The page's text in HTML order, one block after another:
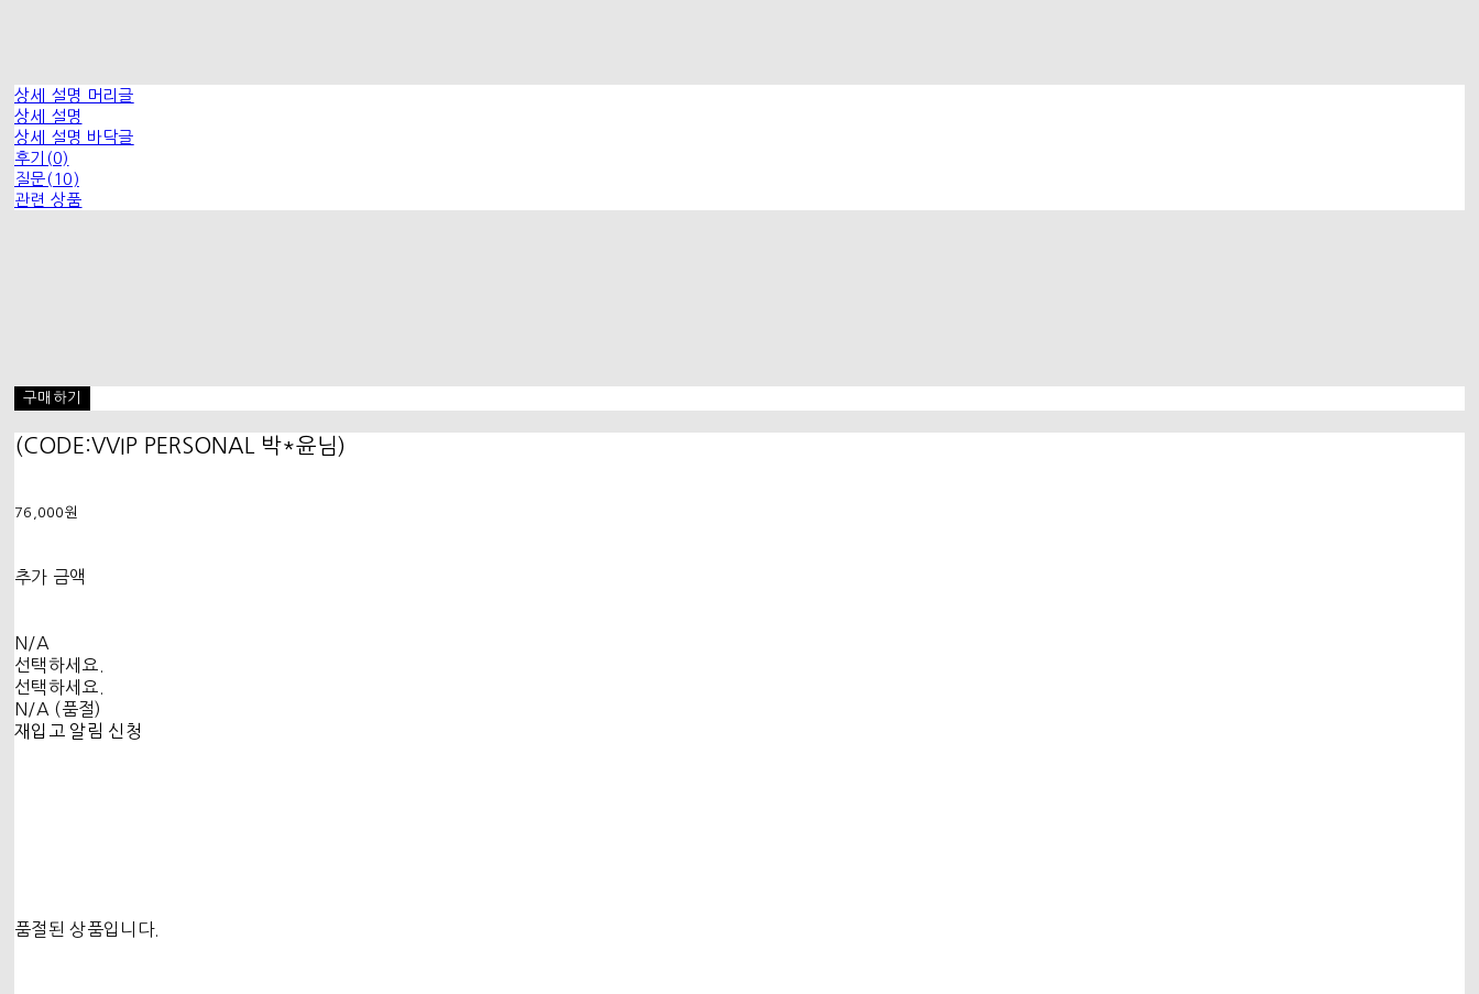
상세 설명 머리글
상세 설명
상세 설명 바닥글
후기(0)
질문(10)
관련 상품
구매하기
(CODE:VVIP PERSONAL 박*윤님)
76,000원
추가 금액
N/A
선택하세요.
선택하세요.
N/A (품절)
재입고 알림 신청
품절된 상품입니다.